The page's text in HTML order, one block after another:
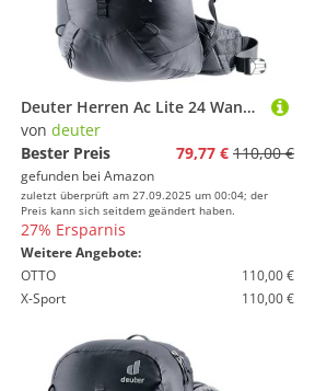
Deuter Herren Ac Lite 24 Wanderrucksack, Schwarz, 24 Lang
von deuter
Bester Preis
79,77 € 110,00 €
gefunden bei Amazon
zuletzt überprüft am 27.09.2025 um 00:04; der
Preis kann sich seitdem geändert haben.
27% Ersparnis
Weitere Angebote:
OTTO
110,00 €
X-Sport
110,00 €